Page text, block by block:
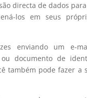
directa de dados
los em seus
enviando um e-
documento de
também pode fazer a